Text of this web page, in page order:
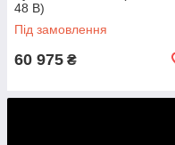
48 В)
Під замовлення
60 975 ₴